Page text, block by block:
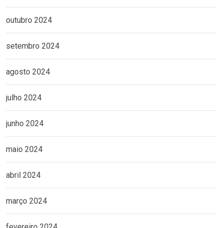
outubro 2024
setembro 2024
agosto 2024
julho 2024
junho 2024
maio 2024
abril 2024
março 2024